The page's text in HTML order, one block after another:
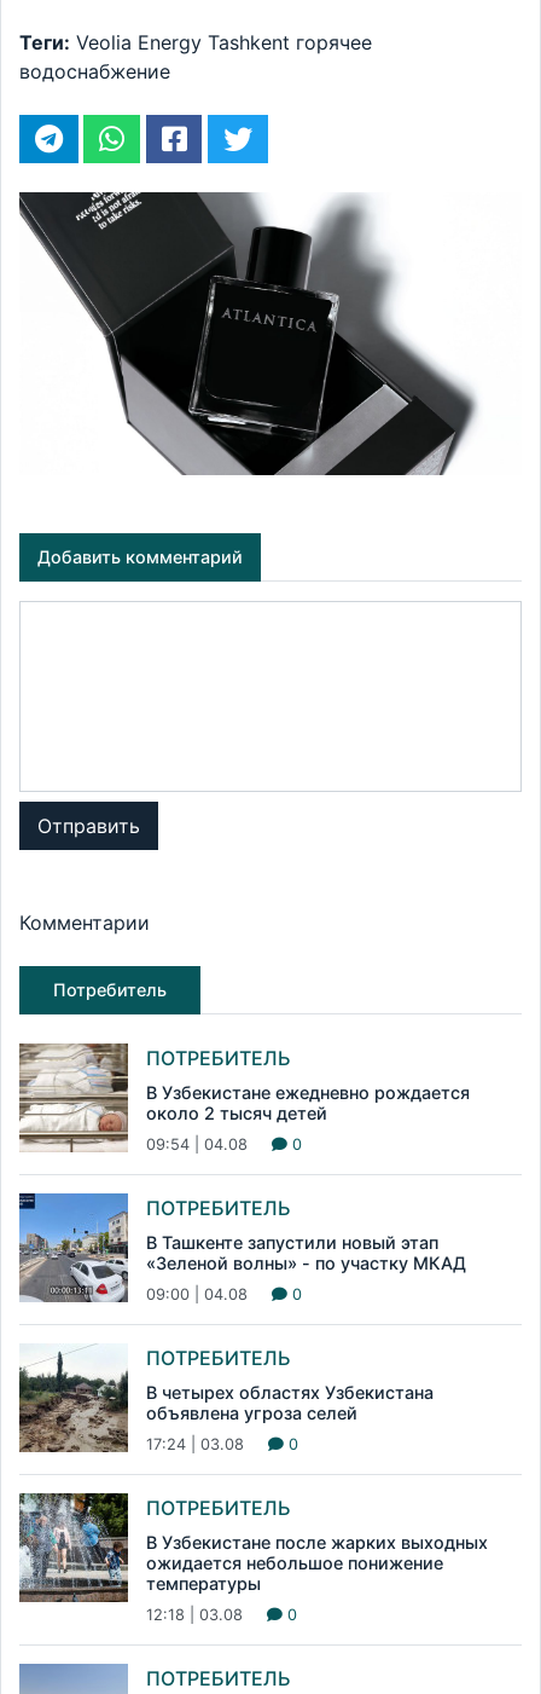
Теги: Veolia Energy Tashkent горячее
водоснабжение
Добавить комментарий
Отправить
Комментарии
Потребитель
ПОТРЕБИТЕЛЬ
В Узбекистане ежедневно рождается
около 2 тысяч детей
09:54 | 04.08 0
ПОТРЕБИТЕЛЬ
В Ташкенте запустили новый этап
«Зеленой волны» - по участку МКАД
09:00 | 04.08 0
ПОТРЕБИТЕЛЬ
В четырех областях Узбекистана
объявлена угроза селей
17:24 | 03.08 0
ПОТРЕБИТЕЛЬ
В Узбекистане после жарких выходных
ожидается небольшое понижение
температуры
12:18 | 03.08 0
ПОТРЕБИТЕЛЬ